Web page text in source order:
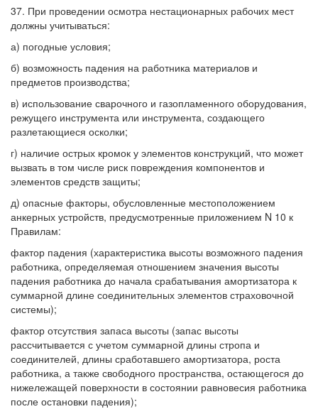
37. При проведении осмотра нестационарных рабочих мест
должны учитываться:
а) погодные условия;
б) возможность падения на работника материалов и
предметов производства;
в) использование сварочного и газопламенного оборудования,
режущего инструмента или инструмента, создающего
разлетающиеся осколки;
г) наличие острых кромок у элементов конструкций, что может
вызвать в том числе риск повреждения компонентов и
элементов средств защиты;
д) опасные факторы, обусловленные местоположением
анкерных устройств, предусмотренные приложением N 10 к
Правилам:
фактор падения (характеристика высоты возможного падения
работника, определяемая отношением значения высоты
падения работника до начала срабатывания амортизатора к
суммарной длине соединительных элементов страховочной
системы);
фактор отсутствия запаса высоты (запас высоты
рассчитывается с учетом суммарной длины стропа и
соединителей, длины сработавшего амортизатора, роста
работника, а также свободного пространства, остающегося до
нижележащей поверхности в состоянии равновесия работника
после остановки падения);